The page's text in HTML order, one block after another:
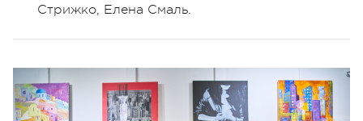
Стрижко, Елена Смаль.